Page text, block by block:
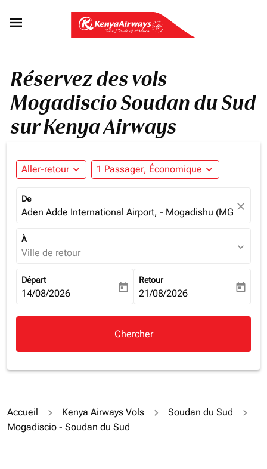

Réservez des vols
Mogadiscio Soudan du Sud
sur Kenya Airways
Aller-retour expand_more 1 Passager, Économique expand_more
De
Aden Adde International Airport, - Mogadishu (MGQ),
close
À
Ville de retour expand_more
Départ
fc-booking-departure-date-aria-label
14/08/2026 today
Retour
fc-booking-return-date-aria-
21/08/2026 today
Chercher
Accueil Kenya Airways Vols
Soudan du Sud
Mogadiscio - Soudan du Sud